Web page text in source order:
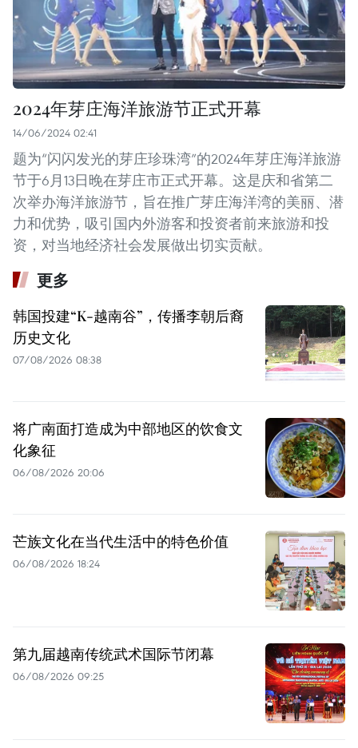
2024年芽庄海洋旅游节正式开幕
14/06/2024 02:41
题为“闪闪发光的芽庄珍珠湾”的2024年芽庄海洋旅游
节于6月13日晚在芽庄市正式开幕。这是庆和省第二
次举办海洋旅游节，旨在推广芽庄海洋湾的美丽、潜
力和优势，吸引国内外游客和投资者前来旅游和投
资，对当地经济社会发展做出切实贡献。
更多
韩国投建“K-越南谷”，传播李朝后裔
历史文化
07/08/2026 08:38
将广南面打造成为中部地区的饮食文
化象征
06/08/2026 20:06
芒族文化在当代生活中的特色价值
06/08/2026 18:24
第九届越南传统武术国际节闭幕
06/08/2026 09:25